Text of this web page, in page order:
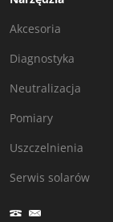
Akcesoria
Diagnostyka
Neutralizacja
Pomiary
Uszczelnienia
Serwis solarów